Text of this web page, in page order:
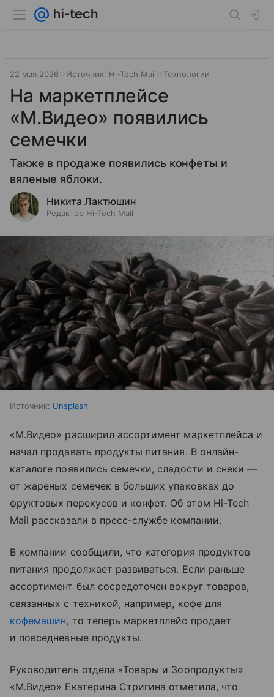
22 мая 2026 Источник: Hi-Tech Mail Технологии
На маркетплейсе
«М.Видео» появились
семечки
Также в продаже появились конфеты и
вяленые яблоки.
Никита Лактюшин
Редактор Hi-Tech Mail
Источник: Unsplash
«М.Видео» расширил ассортимент маркетплейса и
начал продавать продукты питания. В онлайн-
каталоге появились семечки, сладости и снеки —
от жареных семечек в больших упаковках до
фруктовых перекусов и конфет. Об этом Hi-Tech
Mail рассказали в пресс-службе компании.
В компании сообщили, что категория продуктов
питания продолжает развиваться. Если раньше
ассортимент был сосредоточен вокруг товаров,
связанных с техникой, например, кофе для
кофемашин, то теперь маркетплейс продает
и повседневные продукты.
Руководитель отдела «Товары и Зоопродукты»
«М.Видео» Екатерина Стригина отметила, что